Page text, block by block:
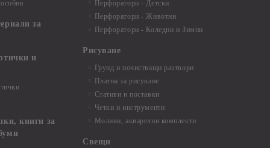
за
и
книги за
Перфоратори - Детски
Перфоратори - Животни
Перфоратори - Коледни и Зимни
Рисуване
Грунд и почистващи разтвори
Платна за рисуване
Стативи и поставки
Четки и инструменти
Моливи, акварелни комплекти
Свещи